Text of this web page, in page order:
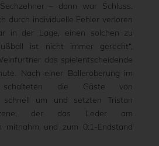
– dann war Schluss.
durch individuelle Fehler verloren
in der Lage, einen solchen zu
ist nicht immer gerecht“,
das spielentscheidende
Nach einer Balleroberung im
schalteten die Gäste von
schnell um und setzten Tristan
der das Leder am
mitnahm und zum 0:1-Endstand